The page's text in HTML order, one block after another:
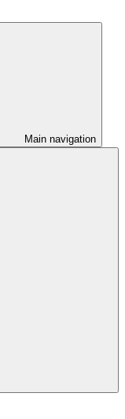
Main navigation